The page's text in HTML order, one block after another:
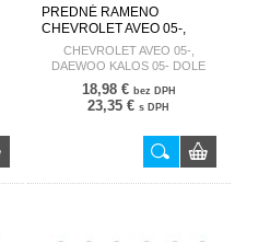
PREDNÉ RAMENO
CHEVROLET AVEO 05-,
DAEWOO KALOS 05- DOLE
VPRAVO 96535082 ZWD-
CHEVROLET AVEO 05-,
DAEWOO KALOS 05- DOLE
VPRAVO
18,98 € bez DPH
23,35 € s DPH